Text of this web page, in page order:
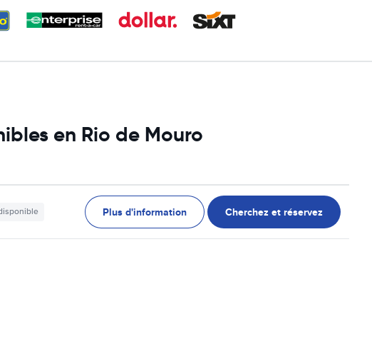
en Rio de Mouro
Plus d'information Cherchez et réservez